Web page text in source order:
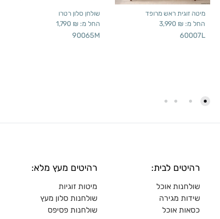
מיטה זוגית ראש מרופד
החל מ: 3,990 ₪
60007L
שולחן סלון רטרו
החל מ: 1,790 ₪
90065M
רהיטים לבית:
שולחנות אוכל
שידות מגירה
כסאות אוכל
רהיטים מעץ מלא:
מיטות זוגיות
שולחנות סלון מעץ
שולחנות פסיפס